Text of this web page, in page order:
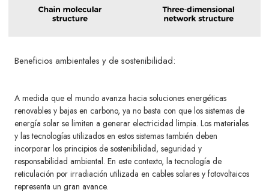
Beneficios ambientales y de sostenibilidad:
A medida que el mundo avanza hacia soluciones energéticas
renovables y bajas en carbono, ya no basta con que los sistemas de
energía solar se limiten a generar electricidad limpia. Los materiales
y las tecnologías utilizados en estos sistemas también deben
incorporar los principios de sostenibilidad, seguridad y
responsabilidad ambiental. En este contexto, la tecnología de
reticulación por irradiación utilizada en cables solares y fotovoltaicos
representa un gran avance.